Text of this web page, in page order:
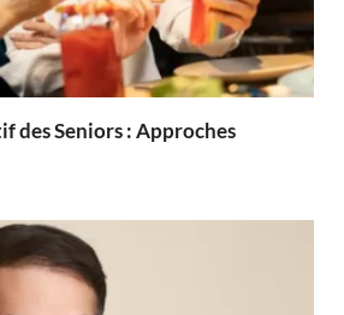
des Seniors : Approches